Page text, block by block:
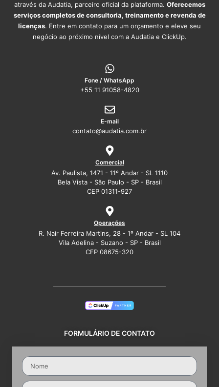
através da Audatia, parceiro oficial da plataforma. Oferecemos
serviços completos de consultoria, treinamento e revenda de
licenças. Entre em contato para um orçamento e eleve seu
negócio ao próximo nível com a Audatia e ClickUp.
Fone / WhatsApp
+55 11 91058-4820
E-mail
contato@audatia.com.br
Comercial
Av. Paulista, 1471 - 11º Andar - SL 1110
Bela Vista - São Paulo - SP - Brasil
CEP 01311-927
Operações
R. Nair Ferreira Martins, 28 - 1º Andar - SL 104
Vila Adelina - Suzano - SP - Brasil
CEP 08675-320
FORMULÁRIO DE CONTATO